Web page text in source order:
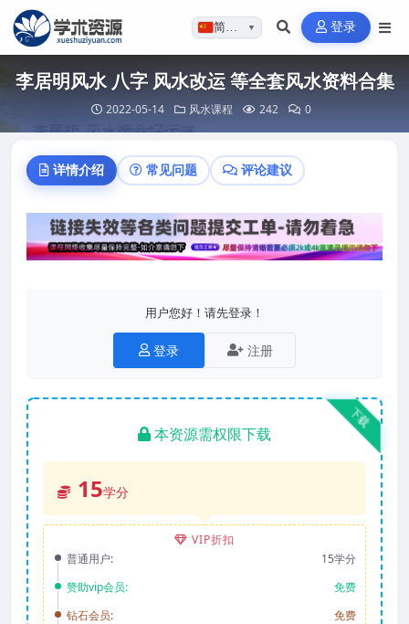
简体…▼ 登录
李居明风水 八字 风水改运 等全套风水资料合集
2022-05-14 风水课程 242 0
详情介绍 常见问题 评论建议
用户您好！请先登录！
登录 注册
下载
本资源需权限下载
15学分
VIP折扣
普通用户:
15学分
赞助vip会员:
免费
钻石会员:
免费